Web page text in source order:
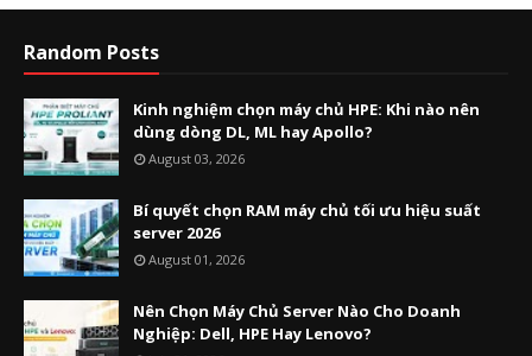
Random Posts
Kinh nghiệm chọn máy chủ HPE: Khi nào nên
dùng dòng DL, ML hay Apollo?
August 03, 2026
Bí quyết chọn RAM máy chủ tối ưu hiệu suất
server 2026
August 01, 2026
Nên Chọn Máy Chủ Server Nào Cho Doanh
Nghiệp: Dell, HPE Hay Lenovo?